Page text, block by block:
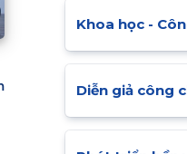
Khoa học -
Diễn giả công